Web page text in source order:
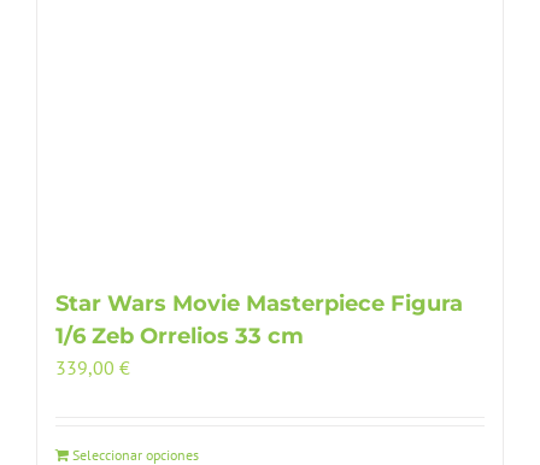
Star Wars Movie Masterpiece Figura
1/6 Zeb Orrelios 33 cm
339,00 €
Seleccionar opciones